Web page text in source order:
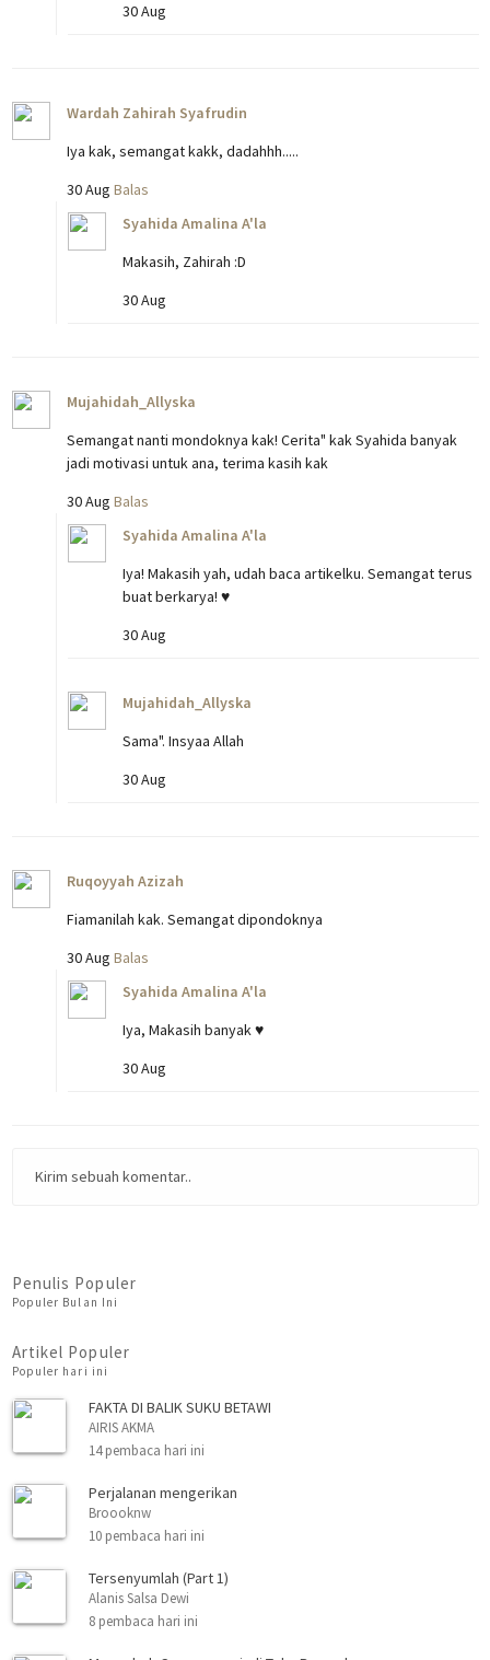
30 Aug
Wardah Zahirah Syafrudin
Iya kak, semangat kakk, dadahhh.....
30 Aug Balas
Syahida Amalina A'la
Makasih, Zahirah :D
30 Aug
Mujahidah_Allyska
Semangat nanti mondoknya kak! Cerita" kak Syahida banyak
jadi motivasi untuk ana, terima kasih kak
30 Aug Balas
Syahida Amalina A'la
Iya! Makasih yah, udah baca artikelku. Semangat terus
buat berkarya! ♥
30 Aug
Mujahidah_Allyska
Sama". Insyaa Allah
30 Aug
Ruqoyyah Azizah
Fiamanilah kak. Semangat dipondoknya
30 Aug Balas
Syahida Amalina A'la
Iya, Makasih banyak ♥
30 Aug
Kirim sebuah komentar..
Penulis Populer
Populer Bulan Ini
Artikel Populer
Populer hari ini
FAKTA DI BALIK SUKU BETAWI
AIRIS AKMA
14 pembaca hari ini
Perjalanan mengerikan
Broooknw
10 pembaca hari ini
Tersenyumlah (Part 1)
Alanis Salsa Dewi
8 pembaca hari ini